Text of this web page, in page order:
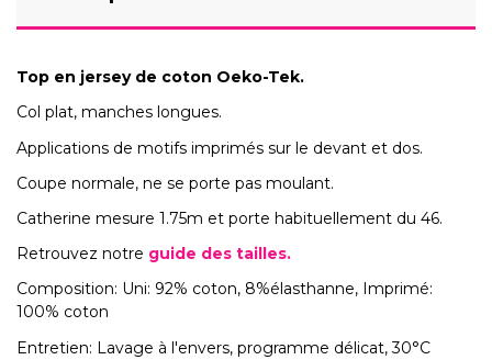
Top en jersey de coton Oeko-Tek.
Col plat, manches longues.
Applications de motifs imprimés sur le devant et dos.
Coupe normale, ne se porte pas moulant.
Catherine mesure 1.75m et porte habituellement du 46.
Retrouvez notre guide des tailles.
Composition: Uni: 92% coton, 8%élasthanne, Imprimé:
100% coton
Entretien: Lavage à l'envers, programme délicat, 30°C